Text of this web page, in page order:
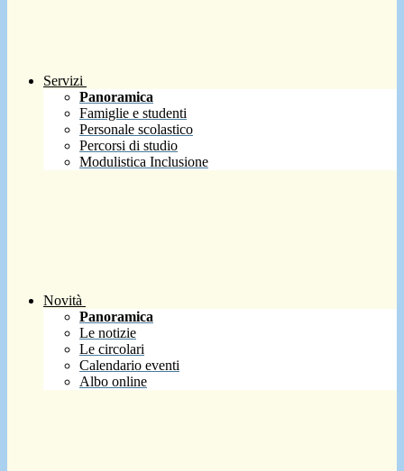
Servizi
Panoramica
Famiglie e studenti
Personale scolastico
Percorsi di studio
Modulistica Inclusione
Novità
Panoramica
Le notizie
Le circolari
Calendario eventi
Albo online